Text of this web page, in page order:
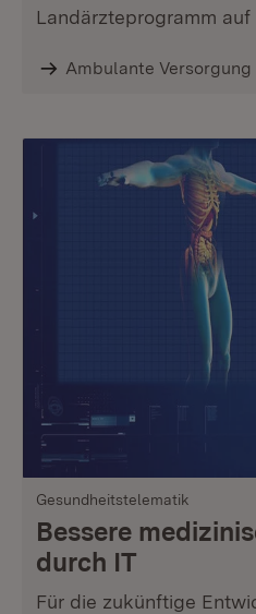
Landärzteprogramm
Ambulante Versorgung
Gesundheitstelematik
Bessere
durch IT
Für die zukünftige